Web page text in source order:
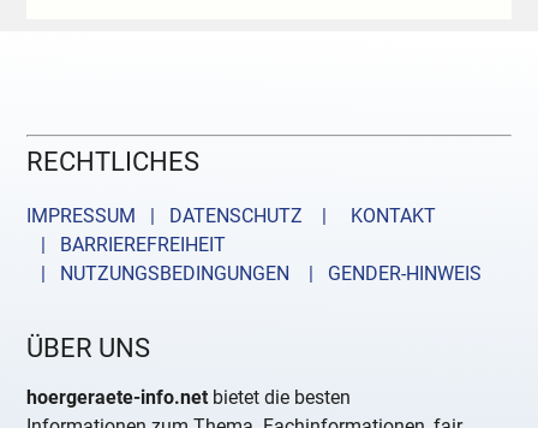
RECHTLICHES
IMPRESSUM | DATENSCHUTZ |
KONTAKT
| BARRIEREFREIHEIT
| NUTZUNGSBEDINGUNGEN
| GENDER-HINWEIS
ÜBER UNS
hoergeraete-info.net bietet die besten